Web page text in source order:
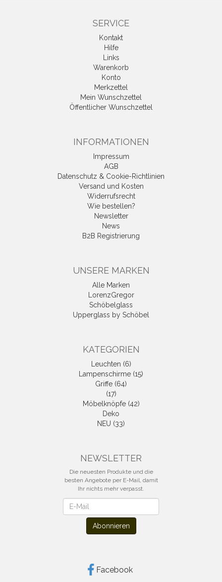
SERVICE
Kontakt
Hilfe
Links
Warenkorb
Konto
Merkzettel
Mein Wunschzettel
Öffentlicher Wunschzettel
INFORMATIONEN
Impressum
AGB
Datenschutz & Cookie-Richtlinien
Versand und Kosten
Widerrufsrecht
Wie bestellen?
Newsletter
News
B2B Registrierung
UNSERE MARKEN
Alle Marken
LorenzGregor
Schöbelglass
Upperglass by Schöbel
KATEGORIEN
Leuchten (6)
Lampenschirme (15)
Griffe (64)
(17)
Möbelknöpfe (42)
Deko
NEU (33)
NEWSLETTER
Die neuesten Produkte und die
besten Angebote per E-Mail, damit
Ihr nichts mehr verpasst.
Abonnieren
Facebook